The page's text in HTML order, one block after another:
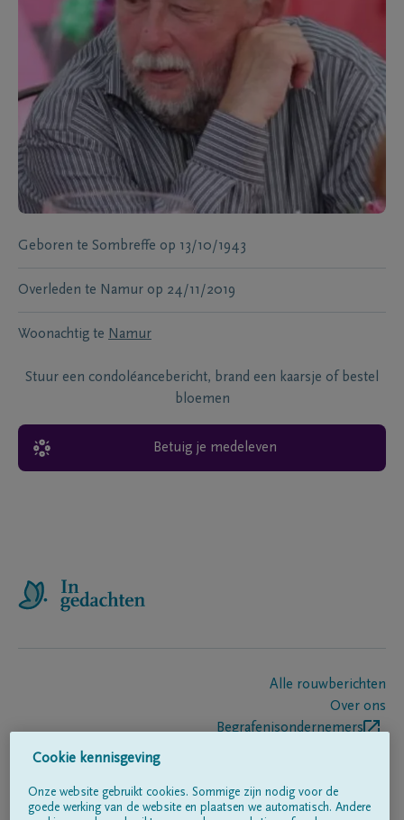
Geboren te Sombreffe op 13/10/1943
Overleden te Namur op 24/11/2019
Woonachtig te Namur
Stuur een condoléancebericht, brand een kaarsje of bestel
bloemen
Betuig je medeleven
Alle rouwberichten
Over ons
Begrafenisondernemers
Volg ons op
Cookie kennisgeving
Onze website gebruikt cookies. Sommige zijn nodig voor de
goede werking van de website en plaatsen we automatisch. Andere